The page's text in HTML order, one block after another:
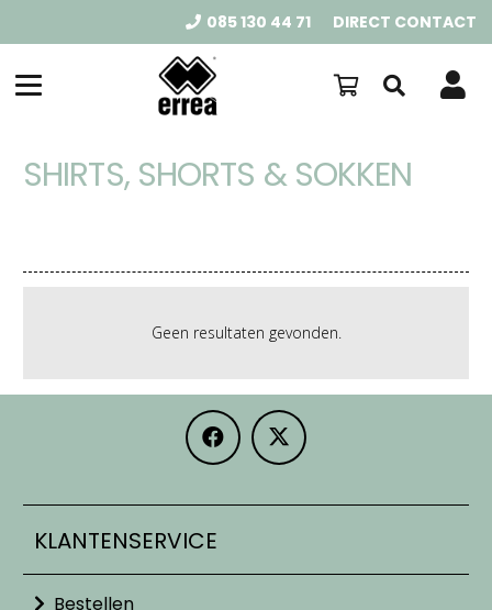
085 130 44 71 DIRECT CONTACT
SHIRTS, SHORTS & SOKKEN
Geen resultaten gevonden.
KLANTENSERVICE
Bestellen